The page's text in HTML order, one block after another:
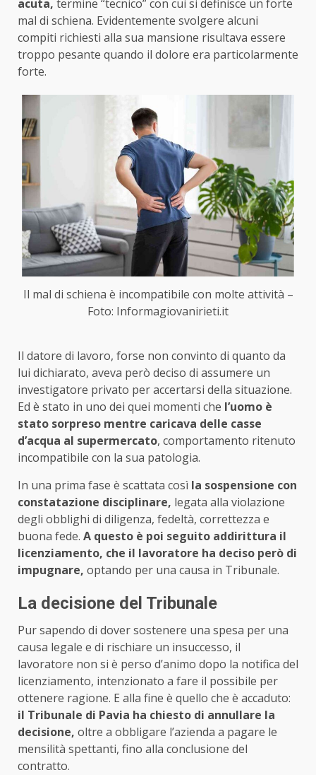
acuta, termine “tecnico” con cui si definisce un forte
mal di schiena. Evidentemente svolgere alcuni
compiti richiesti alla sua mansione risultava essere
troppo pesante quando il dolore era particolarmente
forte.
Il mal di schiena è incompatibile con molte attività –
Foto: Informagiovanirieti.it
Il datore di lavoro, forse non convinto di quanto da
lui dichiarato, aveva però deciso di assumere un
investigatore privato per accertarsi della situazione.
Ed è stato in uno dei quei momenti che l’uomo è
stato sorpreso mentre caricava delle casse
d’acqua al supermercato, comportamento ritenuto
incompatibile con la sua patologia.
In una prima fase è scattata così la sospensione con
constatazione disciplinare, legata alla violazione
degli obblighi di diligenza, fedeltà, correttezza e
buona fede. A questo è poi seguito addirittura il
licenziamento, che il lavoratore ha deciso però di
impugnare, optando per una causa in Tribunale.
La decisione del Tribunale
Pur sapendo di dover sostenere una spesa per una
causa legale e di rischiare un insuccesso, il
lavoratore non si è perso d’animo dopo la notifica del
licenziamento, intenzionato a fare il possibile per
ottenere ragione. E alla fine è quello che è accaduto:
il Tribunale di Pavia ha chiesto di annullare la
decisione, oltre a obbligare l’azienda a pagare le
mensilità spettanti, fino alla conclusione del
contratto.